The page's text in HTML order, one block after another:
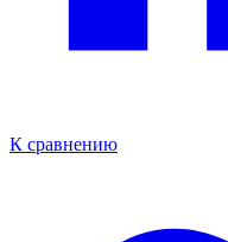
К сравнению